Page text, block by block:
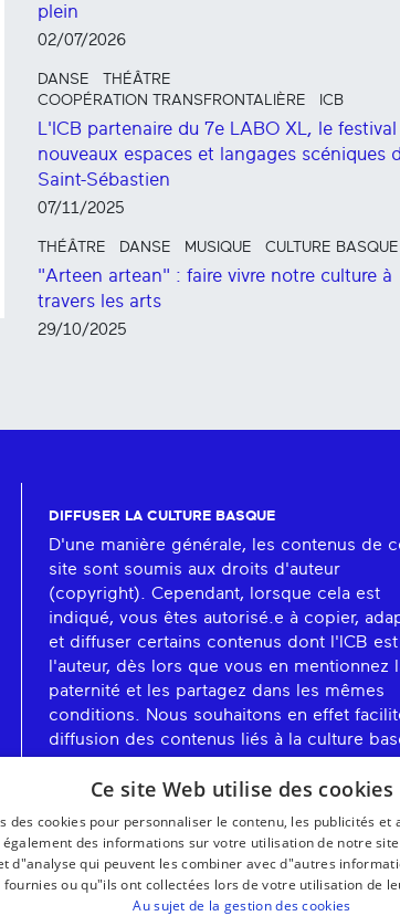
plein
02/07/2026
DANSE
THÉÂTRE
COOPÉRATION TRANSFRONTALIÈRE
ICB
L'ICB partenaire du 7e LABO XL, le
nouveaux espaces et langages scéniques
Saint-Sébastien
07/11/2025
THÉÂTRE DANSE MUSIQUE CULTURE BASQUE
"Arteen artean" : faire vivre notre culture à
travers les arts
29/10/2025
DIFFUSER LA CULTURE BASQUE
D'une manière générale, les contenus de
site sont soumis aux droits d'auteur
(copyright). Cependant, lorsque cela est
indiqué, vous êtes autorisé.e à copier,
et diffuser certains contenus dont l'ICB est
l'auteur, dès lors que vous en mentionnez
paternité et les partagez dans les mêmes
conditions. Nous souhaitons en effet
diffusion des contenus liés à la culture
Ce site Web utilise des cookies
des cookies pour personnaliser le contenu, les publicités et
des informations sur votre utilisation de notre
d"analyse qui peuvent les combiner avec d"autres
fournies ou qu"ils ont collectées lors de votre utilisation de
Au sujet de la gestion des cookies